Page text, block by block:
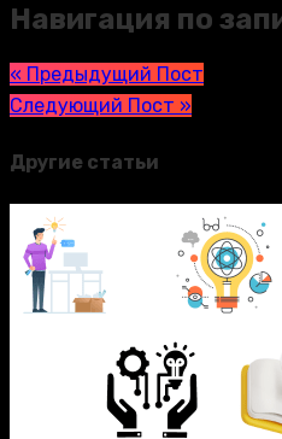
Навигация по
« Предыдущий Пост
Следующий Пост »
Другие статьи